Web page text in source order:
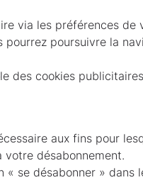
via les préférences
poursuivre la
des cookies
aux fins pour
désabonnement.
se désabonner » dans